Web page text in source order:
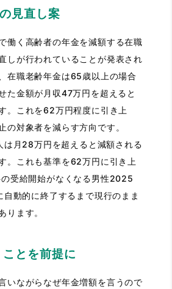
見直し案
働く高齢者の年金を減額する在職
しが行われていることが発表され
在職老齢年金は65歳以上の場合
た金額が月収47万円を超えると
。これを62万円程度に引き上
の対象者を減らす方向です。
月28万円を超えると減額される
。これも基準を62万円に引き上
受給開始がなくなる男性2025
動的に終了するまで現行のまま
ります。
とを前提に
いながらなぜ年金増額を言うので